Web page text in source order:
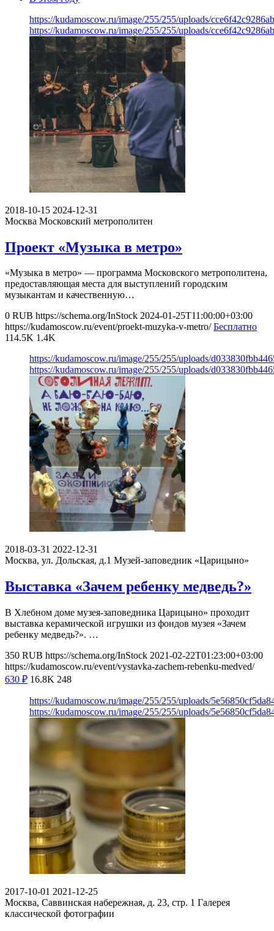
https://kudamoscow.ru/image/255/255/uploads/
https://kudamoscow.ru/image/255/255/uploads/
2018-10-15 2024-12-31
Москва Московский метрополитен
Проект «Музыка в метро»
«Музыка в метро» — программа Московского метрополитена,
предоставляющая места для выступлений городским
музыкантам и качественную…
0 RUB https://schema.org/InStock 2024-01-25T11:00:00+03:00
https://kudamoscow.ru/event/proekt-muzyka-v-metro/ Бесплатно
114.5K 1.4K
https://kudamoscow.ru/image/255/255/uploads/
https://kudamoscow.ru/image/255/255/uploads/
2018-03-31 2022-12-31
Москва, ул. Дольская, д.1 Музей-заповедник «Царицыно»
Выставка «Зачем ребенку медведь?»
В Хлебном доме музея-заповедника Царицыно» проходит
выставка керамической игрушки из фондов музея «Зачем
ребенку медведь?». …
350 RUB https://schema.org/InStock 2021-02-22T01:23:00+03:00
https://kudamoscow.ru/event/vystavka-zachem-rebenku-medved/
630 ₽ 16.8K 248
https://kudamoscow.ru/image/255/255/uploads/
https://kudamoscow.ru/image/255/255/uploads/
2017-10-01 2021-12-25
Москва, Саввинская набережная, д. 23, стр. 1 Галерея
классической фотографии